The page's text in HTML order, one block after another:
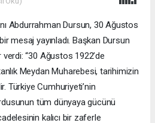
Abdurrahman Dursun, 30 Ağustos
mesaj yayınladı. Başkan Dursun
“30 Ağustos 1922’de
Meydan Muharebesi, tarihimizin
Türkiye Cumhuriyeti’nin
tüm dünyaya gücünü
kalıcı bir zaferle